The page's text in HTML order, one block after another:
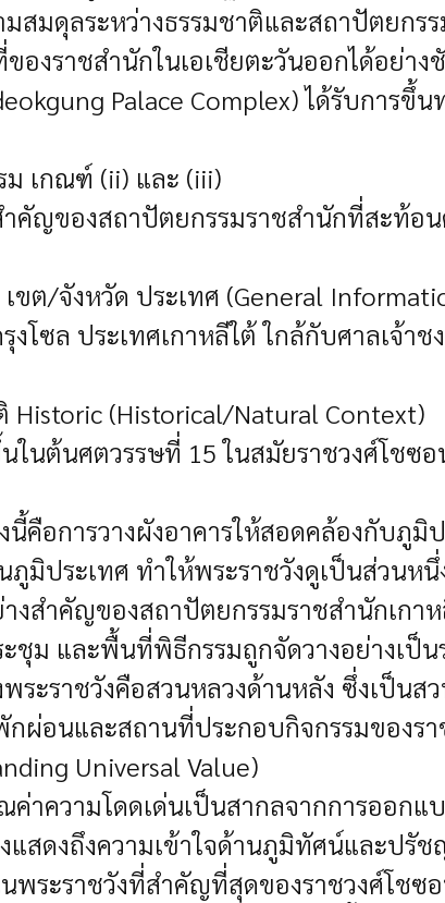
สมดุลระหว่างธรรมชาติและสถาปัตยกร
งราชสำนักในเอเชียตะวันออกได้อย่าง
Palace Complex) ได้รับการขึ้
ม เกณฑ์ (ii) และ (iii)
ำคัญของสถาปัตยกรรมราชสำนักที่สะท้
ขต/จังหวัด ประเทศ (General
งโซล ประเทศเกาหลีใต้ ใกล้กับศาลเจ้
(Historical/Natural Context)
ในต้นศตวรรษที่ 15 ในสมัยราชวงศ์โช
คือการวางผังอาคารให้สอดคล้องกับภูมิ
มิประเทศ ทำให้พระราชวังดูเป็นส่วนห
งสำคัญของสถาปัตยกรรมราชสำนักเก
ชุม และพื้นที่พิธีกรรมถูกจัดวางอย่างเป็
ระราชวังคือสวนหลวงด้านหลัง ซึ่งเป็
ผ่อนและสถานที่ประกอบกิจกรรมของร
Universal Value)
าความโดดเด่นเป็นสากลจากการออ
แสดงถึงความเข้าใจด้านภูมิทัศน์และป
พระราชวังที่สำคัญที่สุดของราชวงศ์โชซ